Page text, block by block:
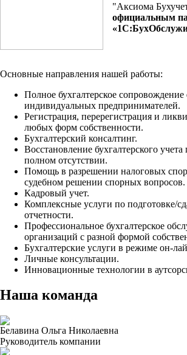
"Аксиома
официальным
Основные направления нашей работы:
Полное бухгалтерское
индивидуальных предпринимателей.
Регистрация, перерегистрация и
любых форм собственности.
Бухгалтерский консалтинг.
Восстановление бухгалтерского
полном отсутствии.
Помощь в разрешении налоговых
судебном решении спорных вопросов.
Кадровый учет.
Комплексные услуги по подготовке/
отчетности.
Профессиональное бухгалтерское
организаций с разной формой
Бухгалтерские услуги в режиме он-
Личные консультации.
Инновационные технологии в
Наша команда
Белавина Ольга Николаевна
Руководитель компании